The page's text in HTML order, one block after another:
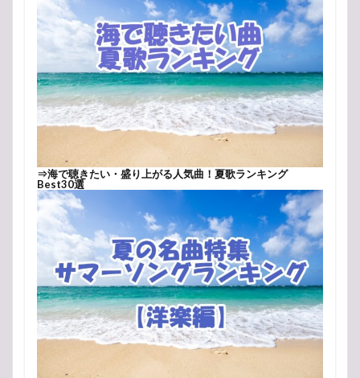
⇒海で聴きたい・盛り上がる人気曲！夏歌ランキング
Best30選